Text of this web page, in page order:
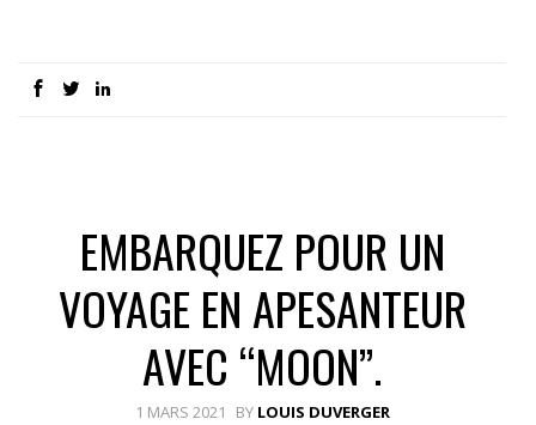
EMBARQUEZ POUR UN
VOYAGE EN APESANTEUR
AVEC “MOON”.
1 MARS 2021 BY LOUIS DUVERGER